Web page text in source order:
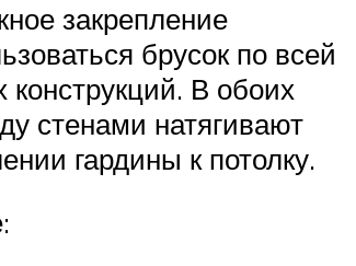
закрепление
брусок по всей
В обоих
стенами натягивают
гардины к потолку.